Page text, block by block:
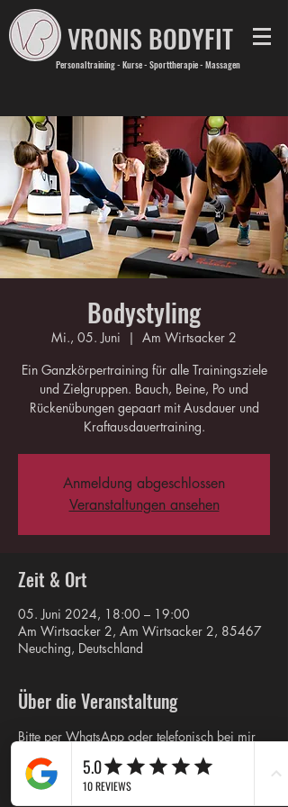
VRONIS BODYFIT
Personaltraining - Kurse - Sporttherapie - Massagen
Bodystyling
Mi., 05. Juni
  |
Am Wirtsacker 2
Ein Ganzkörpertraining für alle Trainingsziele
und Zielgruppen. Bauch, Beine, Po und
Rückenübungen gepaart mit Ausdauer und
Kraftausdauertraining.
Anmeldung abgeschlossen
Veranstaltungen ansehen
Zeit & Ort
05. Juni 2024, 18:00 – 19:00
Am Wirtsacker 2, Am Wirtsacker 2, 85467
Neuching, Deutschland
Über die Veranstaltung
Bitte per WhatsApp oder telefonisch bei mir
vorab melden.